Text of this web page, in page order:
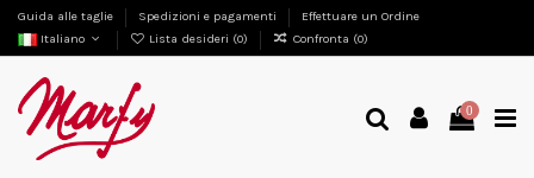
Guida alle taglie Spedizioni e pagamenti
Effettuare un Ordine
Italiano
Lista desideri (0) Confronta (0)
0